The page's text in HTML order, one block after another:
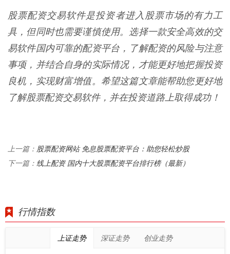
股票配资交易软件是投资者进入股票市场的有力工
具，但同时也需要谨慎使用。选择一款安全高效的交
易软件国内可靠的配资平台，了解配资的风险与注意
事项，并结合自身的实际情况，才能更好地把握投资
良机，实现财富增值。希望这篇文章能帮助您更好地
了解股票配资交易软件，并在投资道路上取得成功！
上一篇： 股票配资网站 免息股票配资平台：助您轻松炒股
下一篇： 线上配资 国内十大股票配资平台排行榜（最新）
行情指数
上证走势 深证走势 创业走势